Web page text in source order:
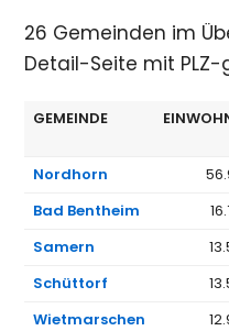
26 Gemeinden im
Detail-Seite mit
GEMEINDE
Nordhorn
Bad Bentheim
Samern
Schüttorf
Wietmarschen